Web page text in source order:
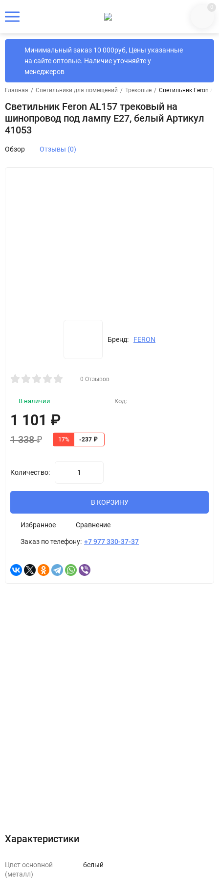
0
Минимальный заказ 10 000руб, Цены указанные
на сайте оптовые. Наличие уточняйте у
менеджеров
Главная / Светильники для помещений / Трековые / Светильник Feron
Светильник Feron AL157 трековый на
шинопровод под лампу E27, белый Артикул
41053
Обзор Отзывы (0)
Бренд: FERON
0 Отзывов
В наличии Код:
1 101 ₽
1 338₽ 17% -237 ₽
Количество:
В КОРЗИНУ
Избранное Сравнение
Заказ по телефону: +7 977 330-37-37
Характеристики
Цвет основной
(металл)
белый